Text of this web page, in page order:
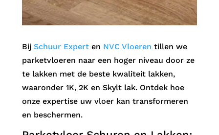
Bij Schuur Experten NVC Vloeren tillen we
parketvloeren naar een hoger niveau door ze
te lakken met de beste kwaliteit lakken,
waaronder 1K, 2K en Skylt lak. Ontdek hoe
onze expertise uw vloer kan transformeren
en beschermen.